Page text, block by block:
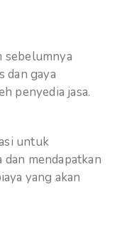
dan gaya
penyedia jasa.
untuk
mendapatkan
yang akan